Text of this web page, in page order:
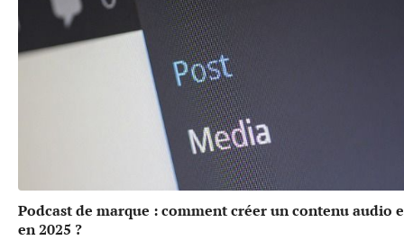
Podcast de marque : comment créer un contenu audio
en 2025 ?